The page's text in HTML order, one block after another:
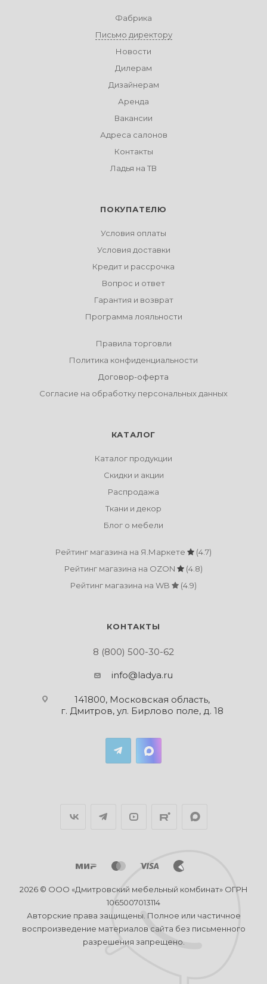
Фабрика
Письмо директору
Новости
Дилерам
Дизайнерам
Аренда
Вакансии
Адреса салонов
Контакты
Ладья на ТВ
ПОКУПАТЕЛЮ
Условия оплаты
Условия доставки
Кредит и рассрочка
Вопрос и ответ
Гарантия и возврат
Программа лояльности
Правила торговли
Политика конфиденциальности
Договор-оферта
Согласие на обработку персональных данных
КАТАЛОГ
Каталог продукции
Скидки и акции
Распродажа
Ткани и декор
Блог о мебели
Рейтинг магазина на Я.Маркете
(4.7)
Рейтинг магазина на OZON
(4.8)
Рейтинг магазина на WB
(4.9)
КОНТАКТЫ
8 (800) 500-30-62
info@ladya.ru
141800, Московская область,
г. Дмитров, ул. Бирлово поле, д. 18
2026 © ООО «Дмитровский мебельный комбинат» ОГРН
1065007013114
Авторские права защищены. Полное или частичное
воспроизведение материалов сайта без письменного
разрешения запрещено.